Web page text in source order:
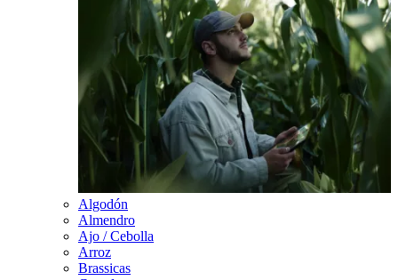
Algodón
Almendro
Ajo / Cebolla
Arroz
Brassicas